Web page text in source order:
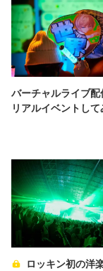
バーチャルライブ
リアルイベントし
ロッキン初の洋